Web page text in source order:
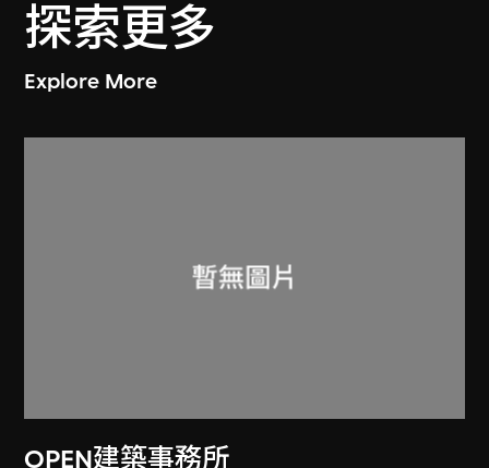
探索更多
Explore More
OPEN建築事務所